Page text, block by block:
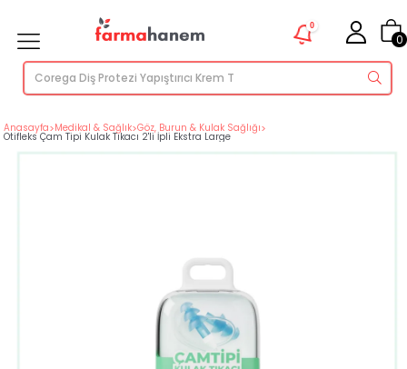
0
0
Anasayfa>Medikal & Sağlık>Göz, Burun & Kulak Sağlığı>
Otifleks Çam Tipi Kulak Tıkacı 2'li İpli Ekstra Large